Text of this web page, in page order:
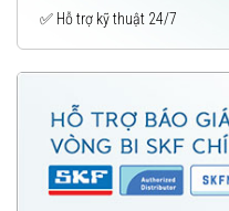
✅ Hỗ trợ kỹ thuật 24/7